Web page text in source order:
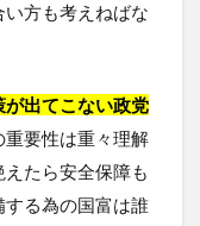
方も考えねばな
出てこない政党
要性は重々理解
たら安全保障も
る為の国富は誰